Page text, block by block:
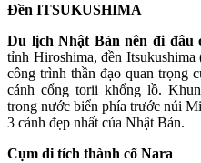
Đền ITSUKUSHIMA
Du lịch Nhật Bản nên đi đâu
tỉnh Hiroshima, đền
công trình thần đạo quan trọng
cánh cổng torii khổng lồ.
trong nước biển phía trước núi
3 cảnh đẹp nhất của Nhật Bản.
Cụm di tích thành cổ Nara